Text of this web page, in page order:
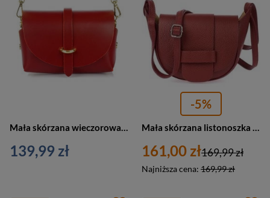
139,99 zł
-5%
161,00 zł
Najniższa cena: 169,99 zł
169,99 zł